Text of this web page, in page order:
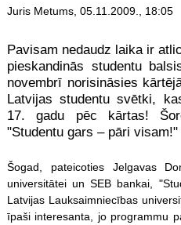
Juris Metums, 05.11.2009., 18:05
Pavisam nedaudz laika ir
pieskandinās studentu
novembrī norisināsies
Latvijas studentu svētki,
17. gadu pēc kārtas!
"Studentu gars – pāri visam!"
Šogad, pateicoties Jelgavas
universitātei un SEB bankai,
Latvijas Lauksaimniecības
īpaši interesanta, jo programmu